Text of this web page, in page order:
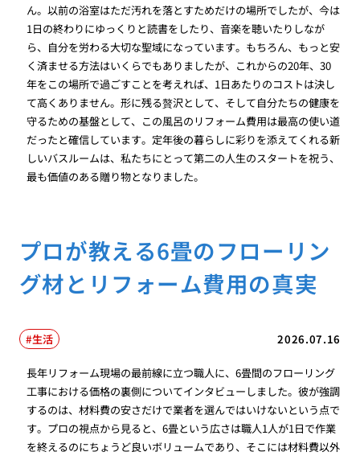
ん。以前の浴室はただ汚れを落とすためだけの場所でしたが、今は
1日の終わりにゆっくりと読書をしたり、音楽を聴いたりしなが
ら、自分を労わる大切な聖域になっています。もちろん、もっと安
く済ませる方法はいくらでもありましたが、これからの20年、30
年をこの場所で過ごすことを考えれば、1日あたりのコストは決し
て高くありません。形に残る贅沢として、そして自分たちの健康を
守るための基盤として、この風呂のリフォーム費用は最高の使い道
だったと確信しています。定年後の暮らしに彩りを添えてくれる新
しいバスルームは、私たちにとって第二の人生のスタートを祝う、
最も価値のある贈り物となりました。
プロが教える6畳のフローリン
グ材とリフォーム費用の真実
2026.07.16
生活
長年リフォーム現場の最前線に立つ職人に、6畳間のフローリング
工事における価格の裏側についてインタビューしました。彼が強調
するのは、材料費の安さだけで業者を選んではいけないという点で
す。プロの視点から見ると、6畳という広さは職人1人が1日で作業
を終えるのにちょうど良いボリュームであり、そこには材料費以外